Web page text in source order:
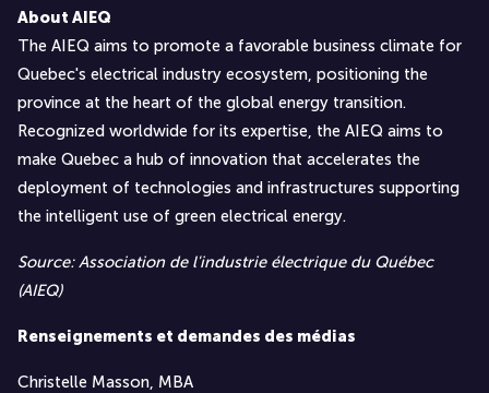
About AIEQ
The AIEQ aims to promote a favorable business climate for
Quebec's electrical industry ecosystem, positioning the
province at the heart of the global energy transition.
Recognized worldwide for its expertise, the AIEQ aims to
make Quebec a hub of innovation that accelerates the
deployment of technologies and infrastructures supporting
the intelligent use of green electrical energy.
Source: Association de l'industrie électrique du Québec
(AIEQ)
Renseignements et demandes des médias
Christelle Masson, MBA